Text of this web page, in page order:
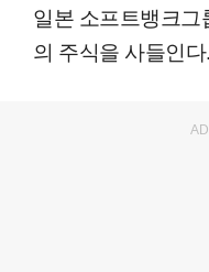
일본 소프트뱅크
의 주식을 사들인다.